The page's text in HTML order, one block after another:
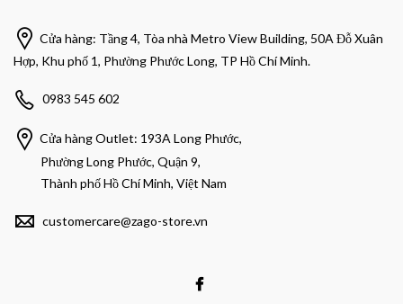
Cửa hàng: Tầng 4, Tòa nhà Metro View Building, 50A Đỗ Xuân
Hợp, Khu phố 1, Phường Phước Long, TP Hồ Chí Minh.
0983 545 602
Cửa hàng Outlet: 193A Long Phước,
Phường Long Phước, Quận 9,
Thành phố Hồ Chí Minh, Việt Nam
customercare@zago-store.vn